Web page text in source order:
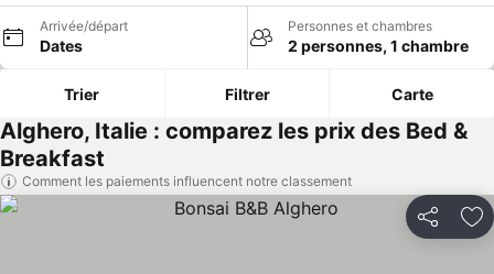
Arrivée/départ
Dates
Personnes et chambres
2 personnes, 1 chambre
Trier Filtrer Carte
Alghero, Italie : comparez les prix des Bed &
Breakfast
Comment les paiements influencent notre classement
Partager